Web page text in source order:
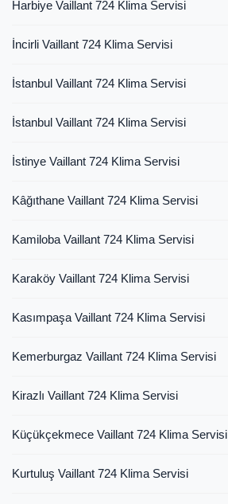
Harbiye Vaillant 724 Klima Servisi
İncirli Vaillant 724 Klima Servisi
İstanbul Vaillant 724 Klima Servisi
İstanbul Vaillant 724 Klima Servisi
İstinye Vaillant 724 Klima Servisi
Kâğıthane Vaillant 724 Klima Servisi
Kamiloba Vaillant 724 Klima Servisi
Karaköy Vaillant 724 Klima Servisi
Kasımpaşa Vaillant 724 Klima Servisi
Kemerburgaz Vaillant 724 Klima Servisi
Kirazlı Vaillant 724 Klima Servisi
Küçükçekmece Vaillant 724 Klima Servisi
Kurtuluş Vaillant 724 Klima Servisi